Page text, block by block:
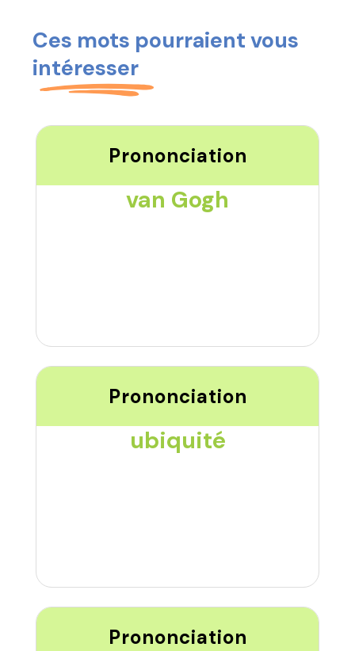
Ces mots pourraient vous
intéresser
Prononciation
van Gogh
Prononciation
ubiquité
Prononciation